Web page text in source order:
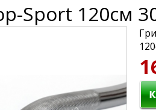
Sport 120см